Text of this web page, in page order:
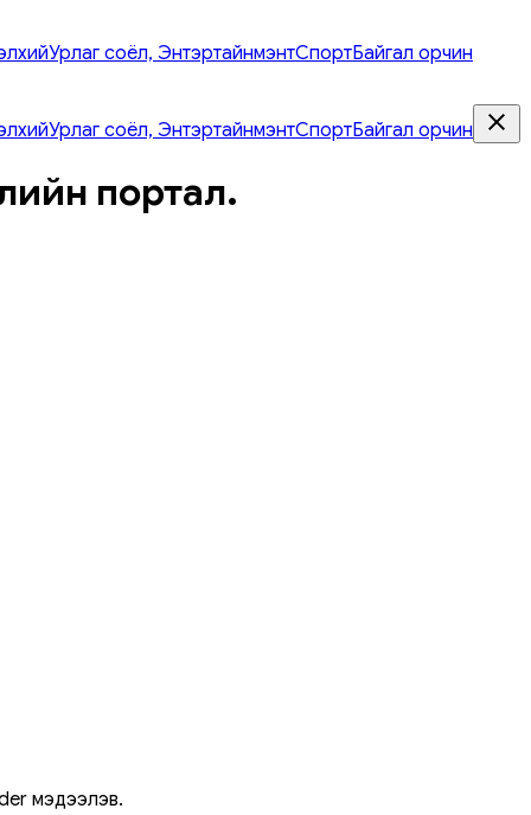
Урлаг соёл, ЭнтэртайнмэнтСпортБайгал орчин
Урлаг соёл, ЭнтэртайнмэнтСпортБайгал орчин
портал.
мэдээлэв.